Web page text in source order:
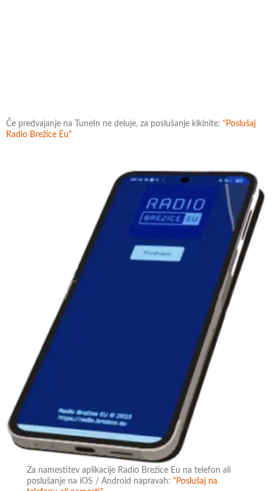
Če predvajanje na TuneIn ne deluje, za poslušanje klkinite: "Poslušaj
Radio Brežice Eu"
Za namestitev aplikacije Radio Brežice Eu na telefon ali
poslušanje na iOS / Android napravah:"Poslušaj na